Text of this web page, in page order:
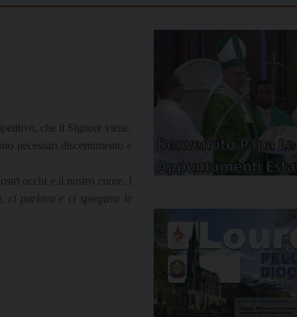
che il Signore viene.
necessari discernimento e
occhi e il nostro cuore. I
ci parlava e ci spiegava le